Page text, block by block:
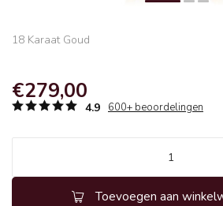
18 Karaat Goud
€279,00
4.9 600+ beoordelingen
Toevoegen aan